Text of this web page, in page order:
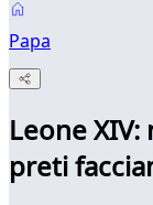
Papa
Leone
preti